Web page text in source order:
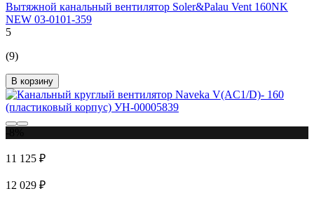
Вытяжной канальный вентилятор Soler&Palau Vent 160NK
NEW 03-0101-359
5
(9)
В корзину
11 125 ₽
12 029 ₽